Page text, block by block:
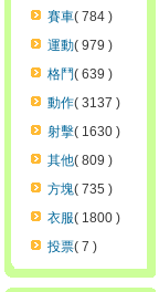
賽車( 784 )
運動( 979 )
格鬥( 639 )
動作( 3137 )
射擊( 1630 )
其他( 809 )
方塊( 735 )
衣服( 1800 )
投票( 7 )